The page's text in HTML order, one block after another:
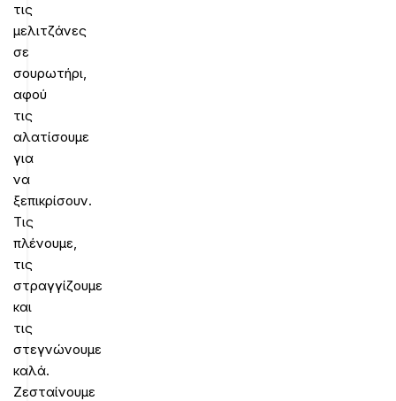
τις
μελιτζάνες
σε
σουρωτήρι,
αφού
τις
αλατίσουμε
για
να
ξεπικρίσουν.
Τις
πλένουμε,
τις
στραγγίζουμε
και
τις
στεγνώνουμε
καλά.
Ζεσταίνουμε